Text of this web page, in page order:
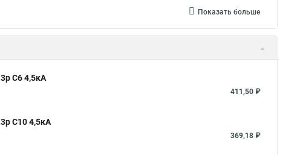
Показать больше
C6 4,5кА
411,50 ₽
C10 4,5кА
369,18 ₽